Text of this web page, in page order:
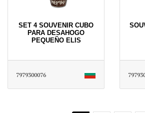
SET 4 SOUVENIR CUBO
PARA DESAHOGO
PEQUEÑO ELIS
7979300076